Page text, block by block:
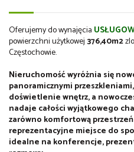
Oferujemy do wynajęcia
powierzchni użytkowej376,40m2
Częstochowie.
Nieruchomość wyróżnia się
panoramicznymi
doświetlenie wnętrz, a
nadaje całości wyjątkowego
zarówno komfortową
reprezentacyjne miejsce do
idealne na konferencje,